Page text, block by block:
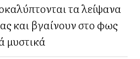
τα λείψανα
και βγαίνουν στο φως
μυστικά